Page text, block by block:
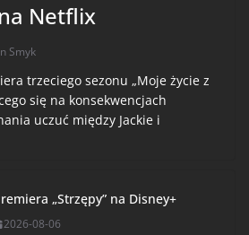
Netflix
Smyk
trzeciego sezonu „Moje życie z
się na konsekwencjach
uczuć między Jackie i
„Strzępy” na Disney+
2026-08-06